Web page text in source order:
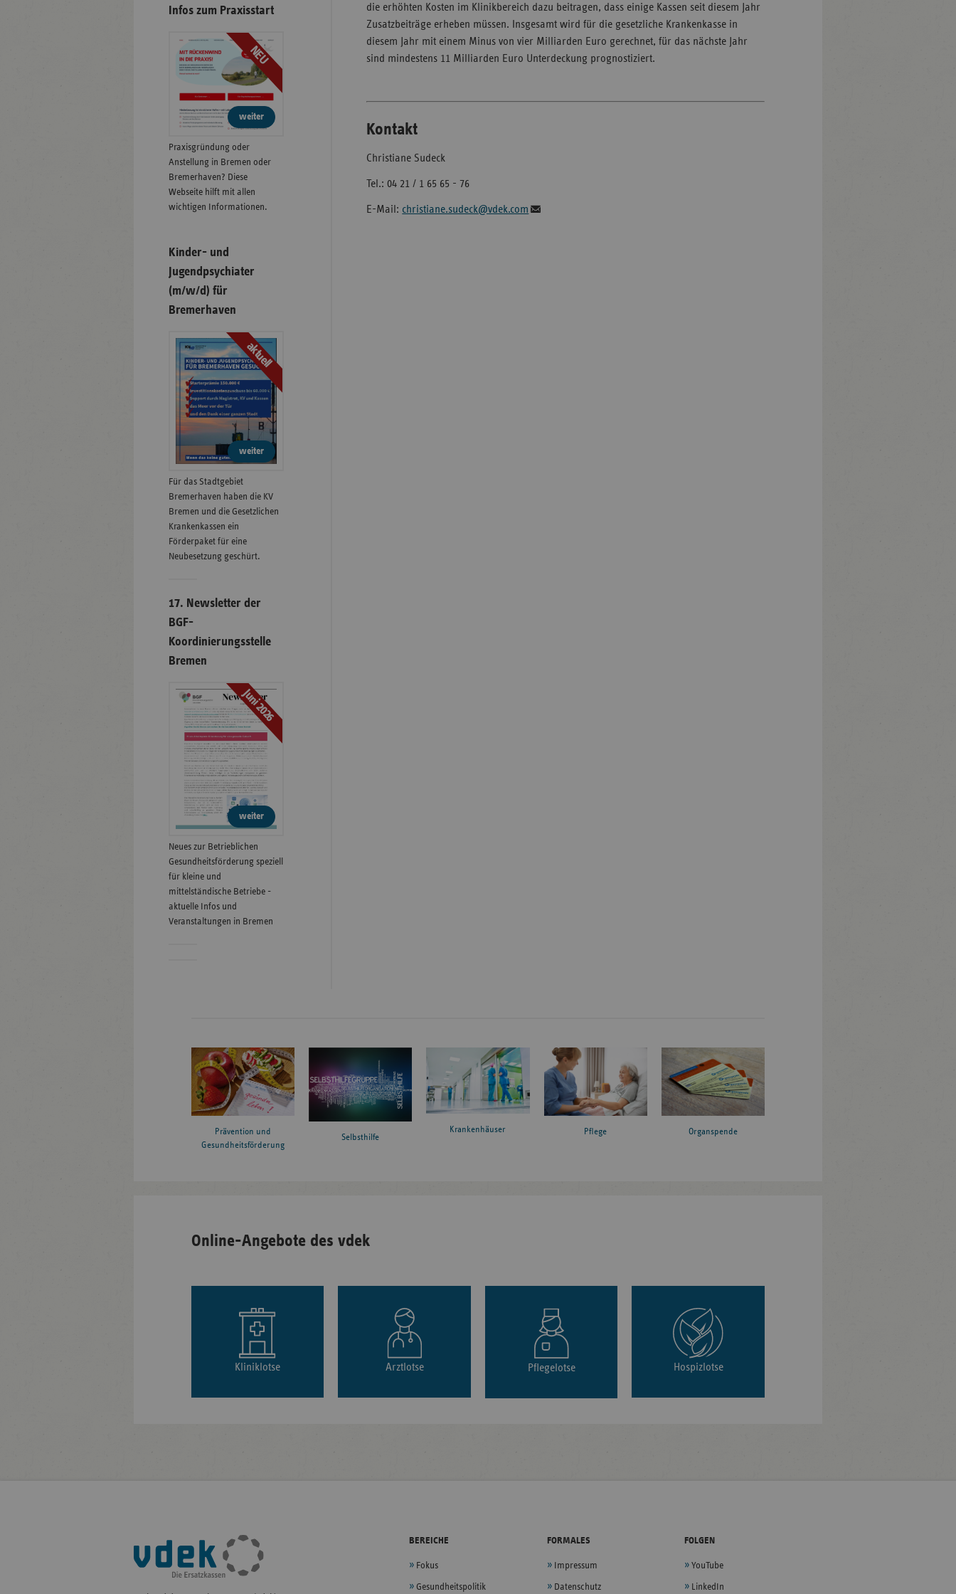
die erhöhten Kosten im Klinikbereich dazu beitragen, dass einige Kassen seit diesem Jahr
Zusatzbeiträge erheben müssen. Insgesamt wird für die gesetzliche Krankenkasse in
diesem Jahr mit einem Minus von vier Milliarden Euro gerechnet, für das nächste Jahr
sind mindestens 11 Milliarden Euro Unterdeckung prognostiziert.
Kontakt
Christiane Sudeck
Tel.: 04 21 / 1 65 65 - 76
E-Mail: christiane.sudeck@vdek.com
Infos zum Praxisstart
NEU
weiter
Praxisgründung oder
Anstellung in Bremen oder
Bremerhaven? Diese
Webseite hilft mit allen
wichtigen Informationen.
Kinder- und
Jugendpsychiater
(m/w/d) für
Bremerhaven
aktuell
weiter
Für das Stadtgebiet
Bremerhaven haben die KV
Bremen und die Gesetzlichen
Krankenkassen ein
Förderpaket für eine
Neubesetzung geschürt.
17. Newsletter der
BGF-
Koordinierungsstelle
Bremen
Juni 2026
weiter
Neues zur Betrieblichen
Gesundheitsförderung speziell
für kleine und
mittelständische Betriebe -
aktuelle Infos und
Veranstaltungen in Bremen
Prävention und
Gesundheitsförderung
Selbsthilfe
Krankenhäuser Pflege Organspende
Online-Angebote des vdek
Kliniklotse Arztlotse Pflegelotse Hospizlotse
Fußleisten-
Navigation
BEREICHE
Fokus
Gesundheitspolitik
FORMALES
Impressum
Datenschutz
FOLGEN
YouTube
LinkedIn